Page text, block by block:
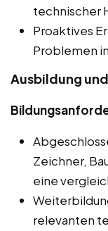
technischer
Proaktives
Problemen
Ausbildung
Zeichner,
eine
relevanten